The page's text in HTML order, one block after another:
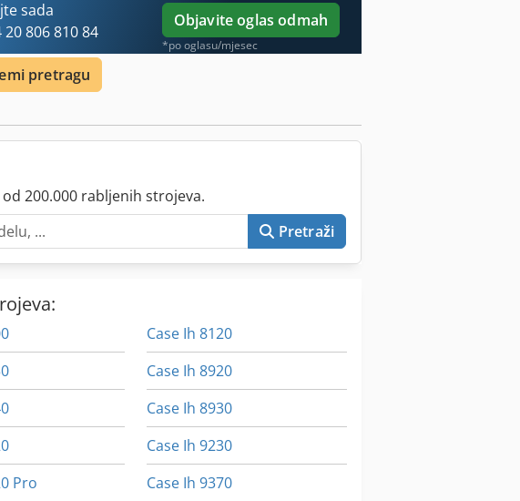
sada
20 806 810 84
Objavite oglas odmah
*po oglasu/mjesec
pretragu
200.000 rabljenih strojeva.
Pretraži
Pro
Case Ih 8120
Case Ih 8920
Case Ih 8930
Case Ih 9230
Case Ih 9370